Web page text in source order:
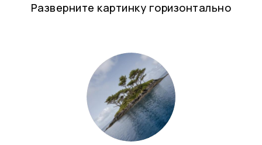
Разверните картинку горизонтально